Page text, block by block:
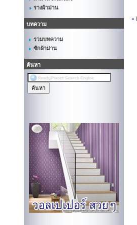
รางผ้าม่าน
บทความ
รวมบทความ
ซักผ้าม่าน
ค้นหา
«